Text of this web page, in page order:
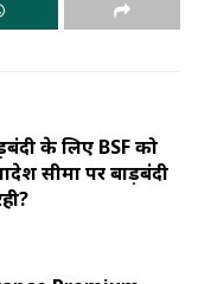
के लिए BSF को
सीमा पर बाड़बंदी